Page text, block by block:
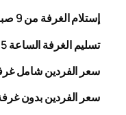
إستلام الغرفة من 9 صباحا
تسليم الغرفة الساعة 5 مساء
سعر الفردين شامل
سعر الفردين بدون